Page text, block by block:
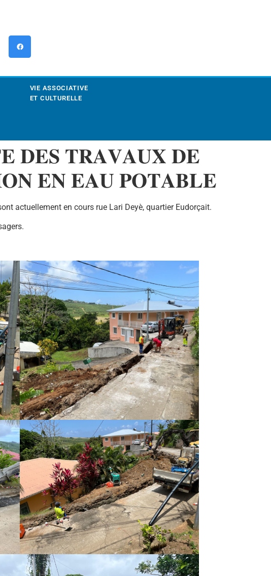
VIE ASSOCIATIVE
ET CULTURELLE
𝐃𝐄𝐒 𝐓𝐑𝐀𝐕𝐀𝐔𝐗 𝐃𝐄
𝐄𝐍 𝐄𝐀𝐔 𝐏𝐎𝐓𝐀𝐁𝐋𝐄
actuellement en cours rue Lari Deyè, quartier Eudorçait.